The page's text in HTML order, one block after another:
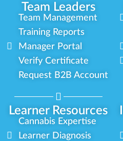
Team Leaders
Learner Resources
Team Management
Training Reports
Manager Portal
Verify Certificate
Request B2B Account
Cannabis Expertise
Learner Diagnosis